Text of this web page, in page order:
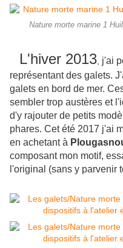
Nature morte marine 1
L'hiver 2013 j'ai
représentant des galets.
galets en bord de mer.
sembler trop austères et
d'y rajouter de petits
phares. Cet été 2017 j'ai
en achetant à
composant mon motif,
l'original (sans y parvenir